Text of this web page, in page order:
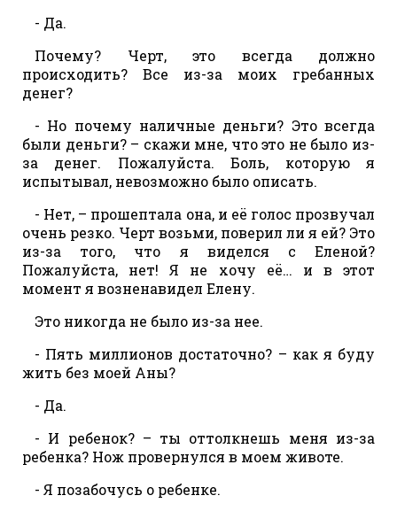
- Да.
Почему? Черт, это всегда должно
происходить? Все из-за моих гребанных
денег?
- Но почему наличные деньги? Это всегда
были деньги? – скажи мне, что это не было из-
за денег. Пожалуйста. Боль, которую я
испытывал, невозможно было описать.
- Нет, – прошептала она, и её голос прозвучал
очень резко. Черт возьми, поверил ли я ей? Это
из-за того, что я виделся с Еленой?
Пожалуйста, нет! Я не хочу её… и в этот
момент я возненавидел Елену.
Это никогда не было из-за нее.
- Пять миллионов достаточно? – как я буду
жить без моей Аны?
- Да.
- И ребенок? – ты оттолкнешь меня из-за
ребенка? Нож провернулся в моем животе.
- Я позабочусь о ребенке.